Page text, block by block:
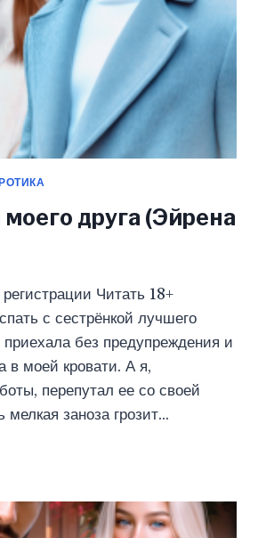
друга (Эйрена
Читать 18+
с сестрёнкой лучшего
приехала без предупреждения и
в моей кровати. А я,
перепутал ее со своей
мелкая заноза грозит…